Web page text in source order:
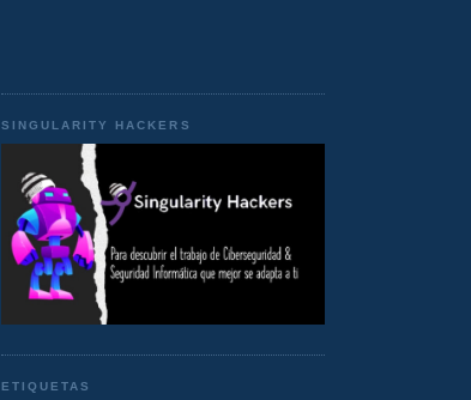
SINGULARITY HACKERS
ETIQUETAS